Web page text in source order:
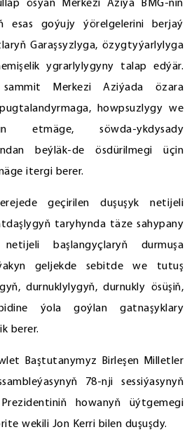
ösýän Merkezi Aziýa BMG-niň
esas goýujy ýörelgelerini berjaý
Garaşsyzlyga, özygtyýarlylyga
ygrarlylygyny talap edýär.
Merkezi Aziýada özara
howpsuzlygy we
etmäge, söwda-ykdysady
beýläk-de ösdürilmegi üçin
itergi berer.
geçirilen duşuşyk netijeli
taryhynda täze sahypany
başlangyçlaryň durmuşa
geljekde sebitde we tutuş
durnuklylygyň, durnukly ösüşiň,
ýola goýlan gatnaşyklary
berer.
Baştutanymyz Birleşen Milletler
78-nji sessiýasynyň
howanyň üýtgemegi
wekili Jon Kerri bilen duşuşdy.